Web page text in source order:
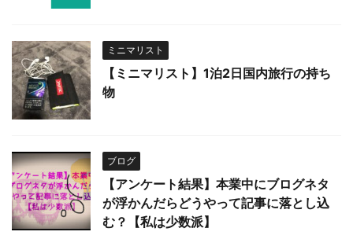
ミニマリスト
【ミニマリスト】1泊2日国内旅行の持ち
物
ブログ
【アンケート結果】本業中にブログネタ
が浮かんだらどうやって記事に落とし込
む？【私は少数派】